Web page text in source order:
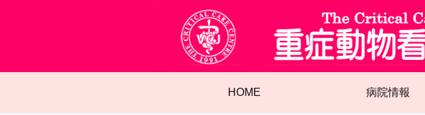
HOME 病院情報